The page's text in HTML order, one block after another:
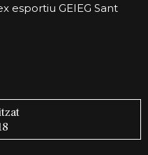
esportiu GEIEG Sant